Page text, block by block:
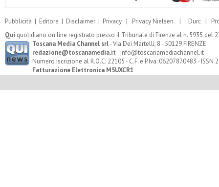
Pubblicità | Editore | Disclaimer | Privacy | Privacy Nielsen | Durc |
Qui quotidiano on line registrato presso il Tribunale di Firenze al n. 5935 del
Toscana Media Channel srl- Via Dei Martelli, 8 - 50129 FIRENZE
redazione@toscanamedia.it - info@toscanamediachannel.it
Numero Iscrizione al R.O.C: 22105 - C.F. e P.Iva: 06207870483 - ISSN
Fatturazione Elettronica M5UXCR1